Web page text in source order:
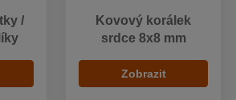
/
Kovový korálek
srdce 8x8 mm
Zobrazit